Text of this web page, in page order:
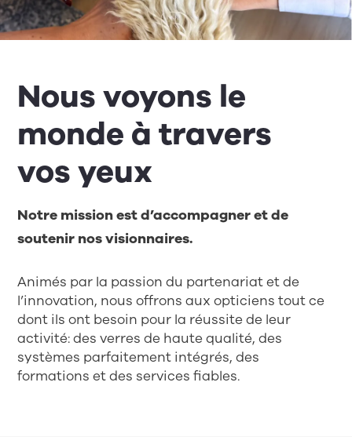
Nous voyons le
monde à travers
vos yeux
Notre mission est d’accompagner et de
soutenir nos visionnaires.
Animés par la passion du partenariat et de
l’innovation, nous offrons aux opticiens tout ce
dont ils ont besoin pour la réussite de leur
activité: des verres de haute qualité, des
systèmes parfaitement intégrés, des
formations et des services fiables.